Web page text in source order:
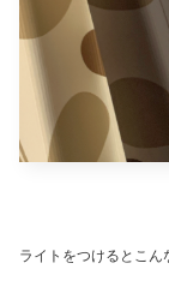
ライトをつけるとこん